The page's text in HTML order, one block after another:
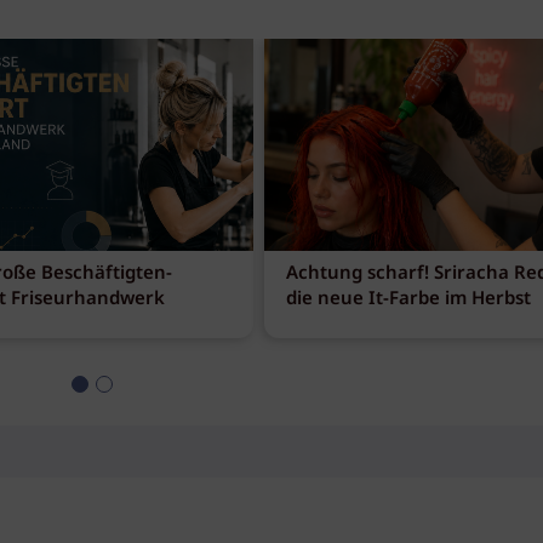
Beschäftigten-
Friseurhandwerk
Achtung scharf! Sriracha
die neue It-Farbe im Herbst